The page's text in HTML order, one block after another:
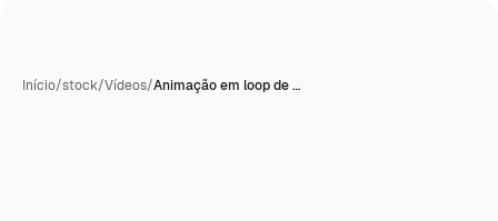
Início/stock/Vídeos/Animação em loop de …